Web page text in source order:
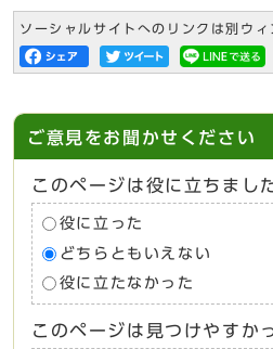
ソーシャルサイトへのリンクは別ウィ
ご意見をお聞かせください
このページは役に立ちまし
役に立った
どちらともいえない
役に立たなかった
このページは見つけやすか